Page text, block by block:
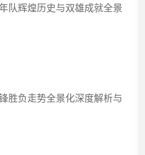
队辉煌历史与双雄成就全景
胜负走势全景化深度解析与